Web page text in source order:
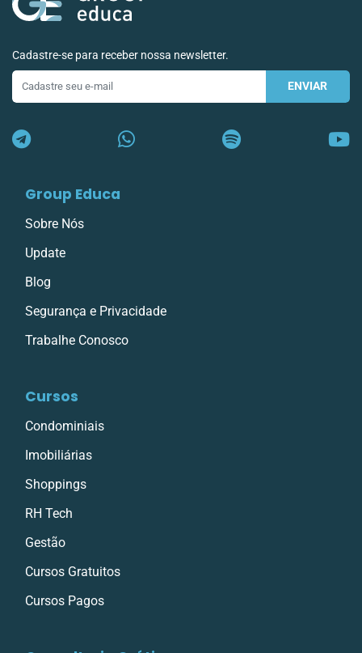
Cadastre-se para receber nossa newsletter.
ENVIAR
Group Educa
Sobre Nós
Update
Blog
Segurança e Privacidade
Trabalhe Conosco
Cursos
Condominiais
Imobiliárias
Shoppings
RH Tech
Gestão
Cursos Gratuitos
Cursos Pagos